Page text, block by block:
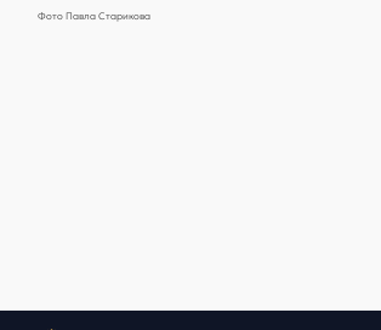
Фото Павла Старикова